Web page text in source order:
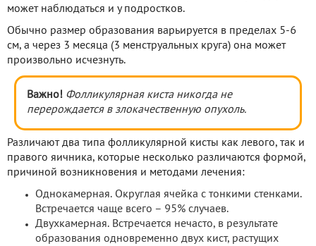
может наблюдаться и у подростков.
Обычно размер образования варьируется в пределах 5-6
см, а через 3 месяца (3 менструальных круга) она может
произвольно исчезнуть.
Важно! Фолликулярная киста никогда не
перерождается в злокачественную опухоль.
Различают два типа фолликулярной кисты как левого, так и
правого яичника, которые несколько различаются формой,
причиной возникновения и методами лечения:
Однокамерная. Округлая ячейка с тонкими стенками.
Встречается чаще всего – 95% случаев.
Двухкамерная. Встречается нечасто, в результате
образования одновременно двух кист, растущих